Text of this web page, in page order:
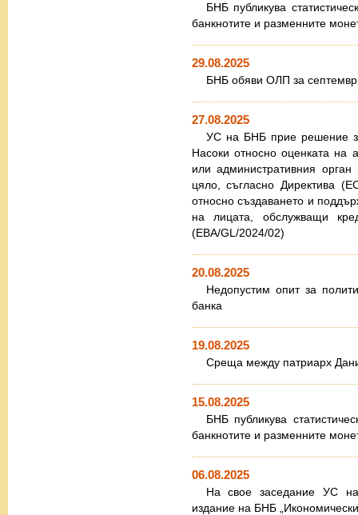
БНБ публикува
банкнотите и разменните
29.08.2025
БНБ обяви ОЛП за
27.08.2025
УС на БНБ прие решение
Насоки относно оценката на
или административния
цяло, съгласно Директива
относно създаването и
на лицата, обслужващи
(EBA/GL/2024/02)
20.08.2025
Недопустим опит за
банка
19.08.2025
Среща между патриарх
15.08.2025
БНБ публикува
банкнотите и разменните
06.08.2025
На свое заседание УС
издание на БНБ